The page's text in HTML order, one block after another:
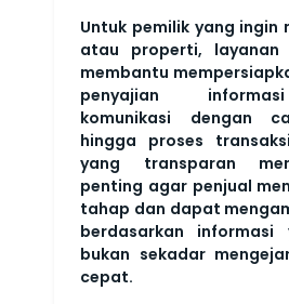
Untuk pemilik yang ingin
atau properti, layanan
membantu
penyajian
komunikasi dengan
hingga proses
yang transparan
penting agar penjual
tahap dan dapat
berdasarkan informasi
bukan sekadar
cepat.